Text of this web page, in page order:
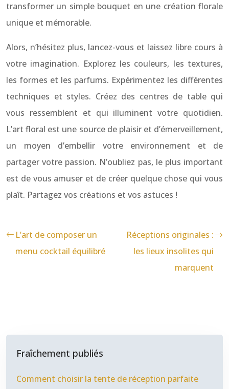
transformer un simple bouquet en une création florale
unique et mémorable.
Alors, n’hésitez plus, lancez-vous et laissez libre cours à
votre imagination. Explorez les couleurs, les textures,
les formes et les parfums. Expérimentez les différentes
techniques et styles. Créez des centres de table qui
vous ressemblent et qui illuminent votre quotidien.
L’art floral est une source de plaisir et d’émerveillement,
un moyen d’embellir votre environnement et de
partager votre passion. N’oubliez pas, le plus important
est de vous amuser et de créer quelque chose qui vous
plaît. Partagez vos créations et vos astuces !
L’art de composer un
menu cocktail équilibré
Réceptions originales :
les lieux insolites qui
marquent
Fraîchement publiés
Comment choisir la tente de réception parfaite